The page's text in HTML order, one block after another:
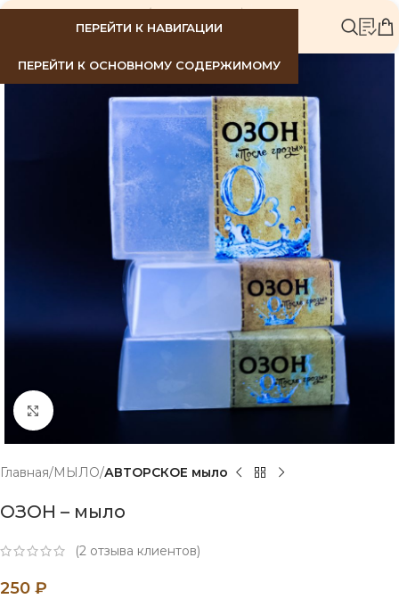
ПЕРЕЙТИ К НАВИГАЦИИ
ПЕРЕЙТИ К ОСНОВНОМУ СОДЕРЖИМОМУ
Нажмите, чтобы увеличить
Главная МЫЛО АВТОРСКОЕ мыло
ОЗОН – мыло
(2 отзыва клиентов)
250 ₽